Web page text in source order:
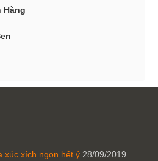
Hàng
xúc xích ngon hết ý 28/09/2019